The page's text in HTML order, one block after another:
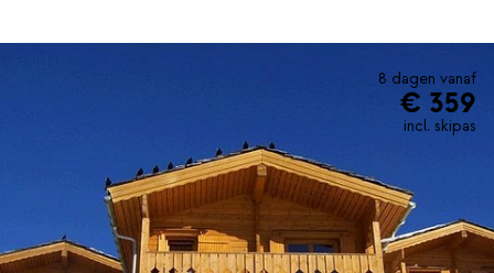
8 dagen vanaf
€ 359
incl. skipas